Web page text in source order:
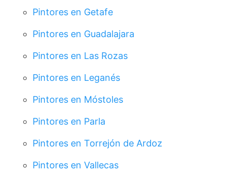
Pintores en Getafe
Pintores en Guadalajara
Pintores en Las Rozas
Pintores en Leganés
Pintores en Móstoles
Pintores en Parla
Pintores en Torrejón de Ardoz
Pintores en Vallecas